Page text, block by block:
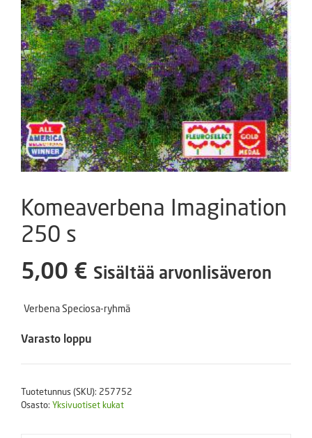
Komeaverbena Imagination
250 s
5,00 € Sisältää arvonlisäveron
Verbena Speciosa-ryhmä
Varasto loppu
Tuotetunnus (SKU): 257752
Osasto: Yksivuotiset kukat